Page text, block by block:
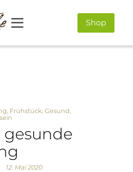
Shop
, Frühstück,Gesund,
gesunde
12. Mai 2020